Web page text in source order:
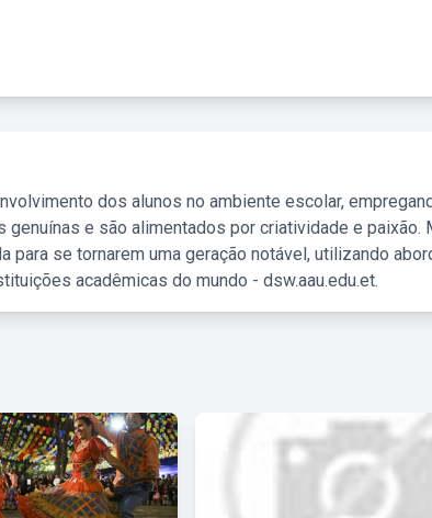
dos alunos no ambiente escolar,
e são alimentados por criatividade e paixão.
se tornarem uma geração notável, utilizando
acadêmicas do mundo - dsw.aau.edu.et.